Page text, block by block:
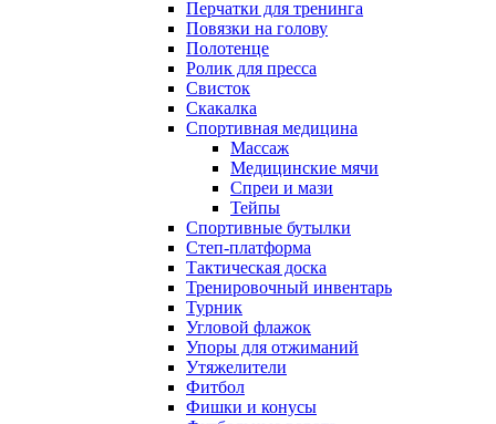
Перчатки для тренинга
Повязки на голову
Полотенце
Ролик для пресса
Свисток
Скакалка
Спортивная медицина
Массаж
Медицинские мячи
Спреи и мази
Тейпы
Спортивные бутылки
Степ-платформа
Тактическая доска
Тренировочный инвентарь
Турник
Угловой флажок
Упоры для отжиманий
Утяжелители
Фитбол
Фишки и конусы